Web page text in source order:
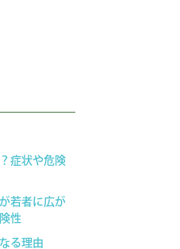
症状や危険
若者に広が
性
る理由